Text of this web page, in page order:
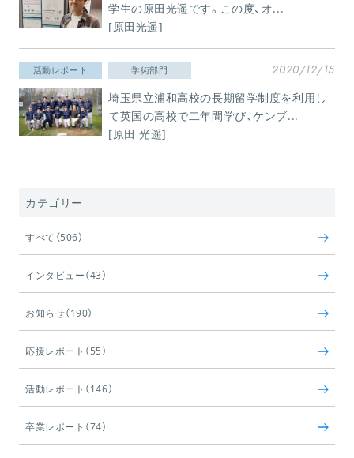
学生の原田光遥です。この度、オ...
[原田光遥]
活動レポート 学術部門 2020/12/15
埼玉県立浦和高校の長期留学制度を利用し
て英国の高校で二年間学び、ケンブ...
[原田 光遥]
カテゴリー
すべて（506）
インタビュー（43）
お知らせ（190）
応援レポート（55）
活動レポート（146）
卒業レポート（74）